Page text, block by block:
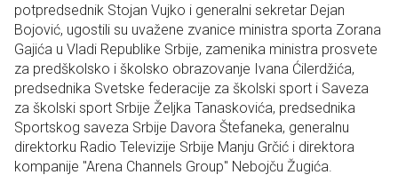
potpredsednik Stojan Vujko i generalni sekretar Dejan
Bojović, ugostili su uvažene zvanice ministra sporta Zorana
Gajića u Vladi Republike Srbije, zamenika ministra prosvete
za predškolsko i školsko obrazovanje Ivana Ćilerdžića,
predsednika Svetske federacije za školski sport i Saveza
za školski sport Srbije Željka Tanaskovića, predsednika
Sportskog saveza Srbije Davora Štefaneka, generalnu
direktorku Radio Televizije Srbije Manju Grčić i direktora
kompanije "Arena Channels Group" Nebojču Žugića.